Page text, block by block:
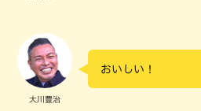
大川豊治
おいしい！